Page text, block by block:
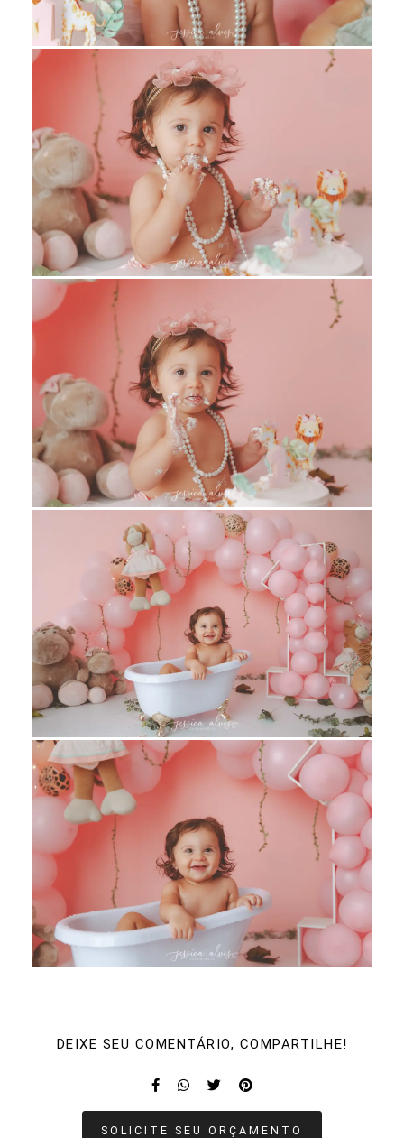
DEIXE SEU COMENTÁRIO, COMPARTILHE!
SOLICITE SEU ORÇAMENTO